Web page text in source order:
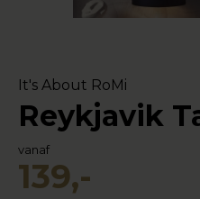
It's About RoMi
Reykjavik
vanaf
139,-